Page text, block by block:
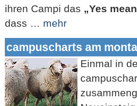
ihren Campi das „Yes
dass … mehr
campuscharts am
Einmal in